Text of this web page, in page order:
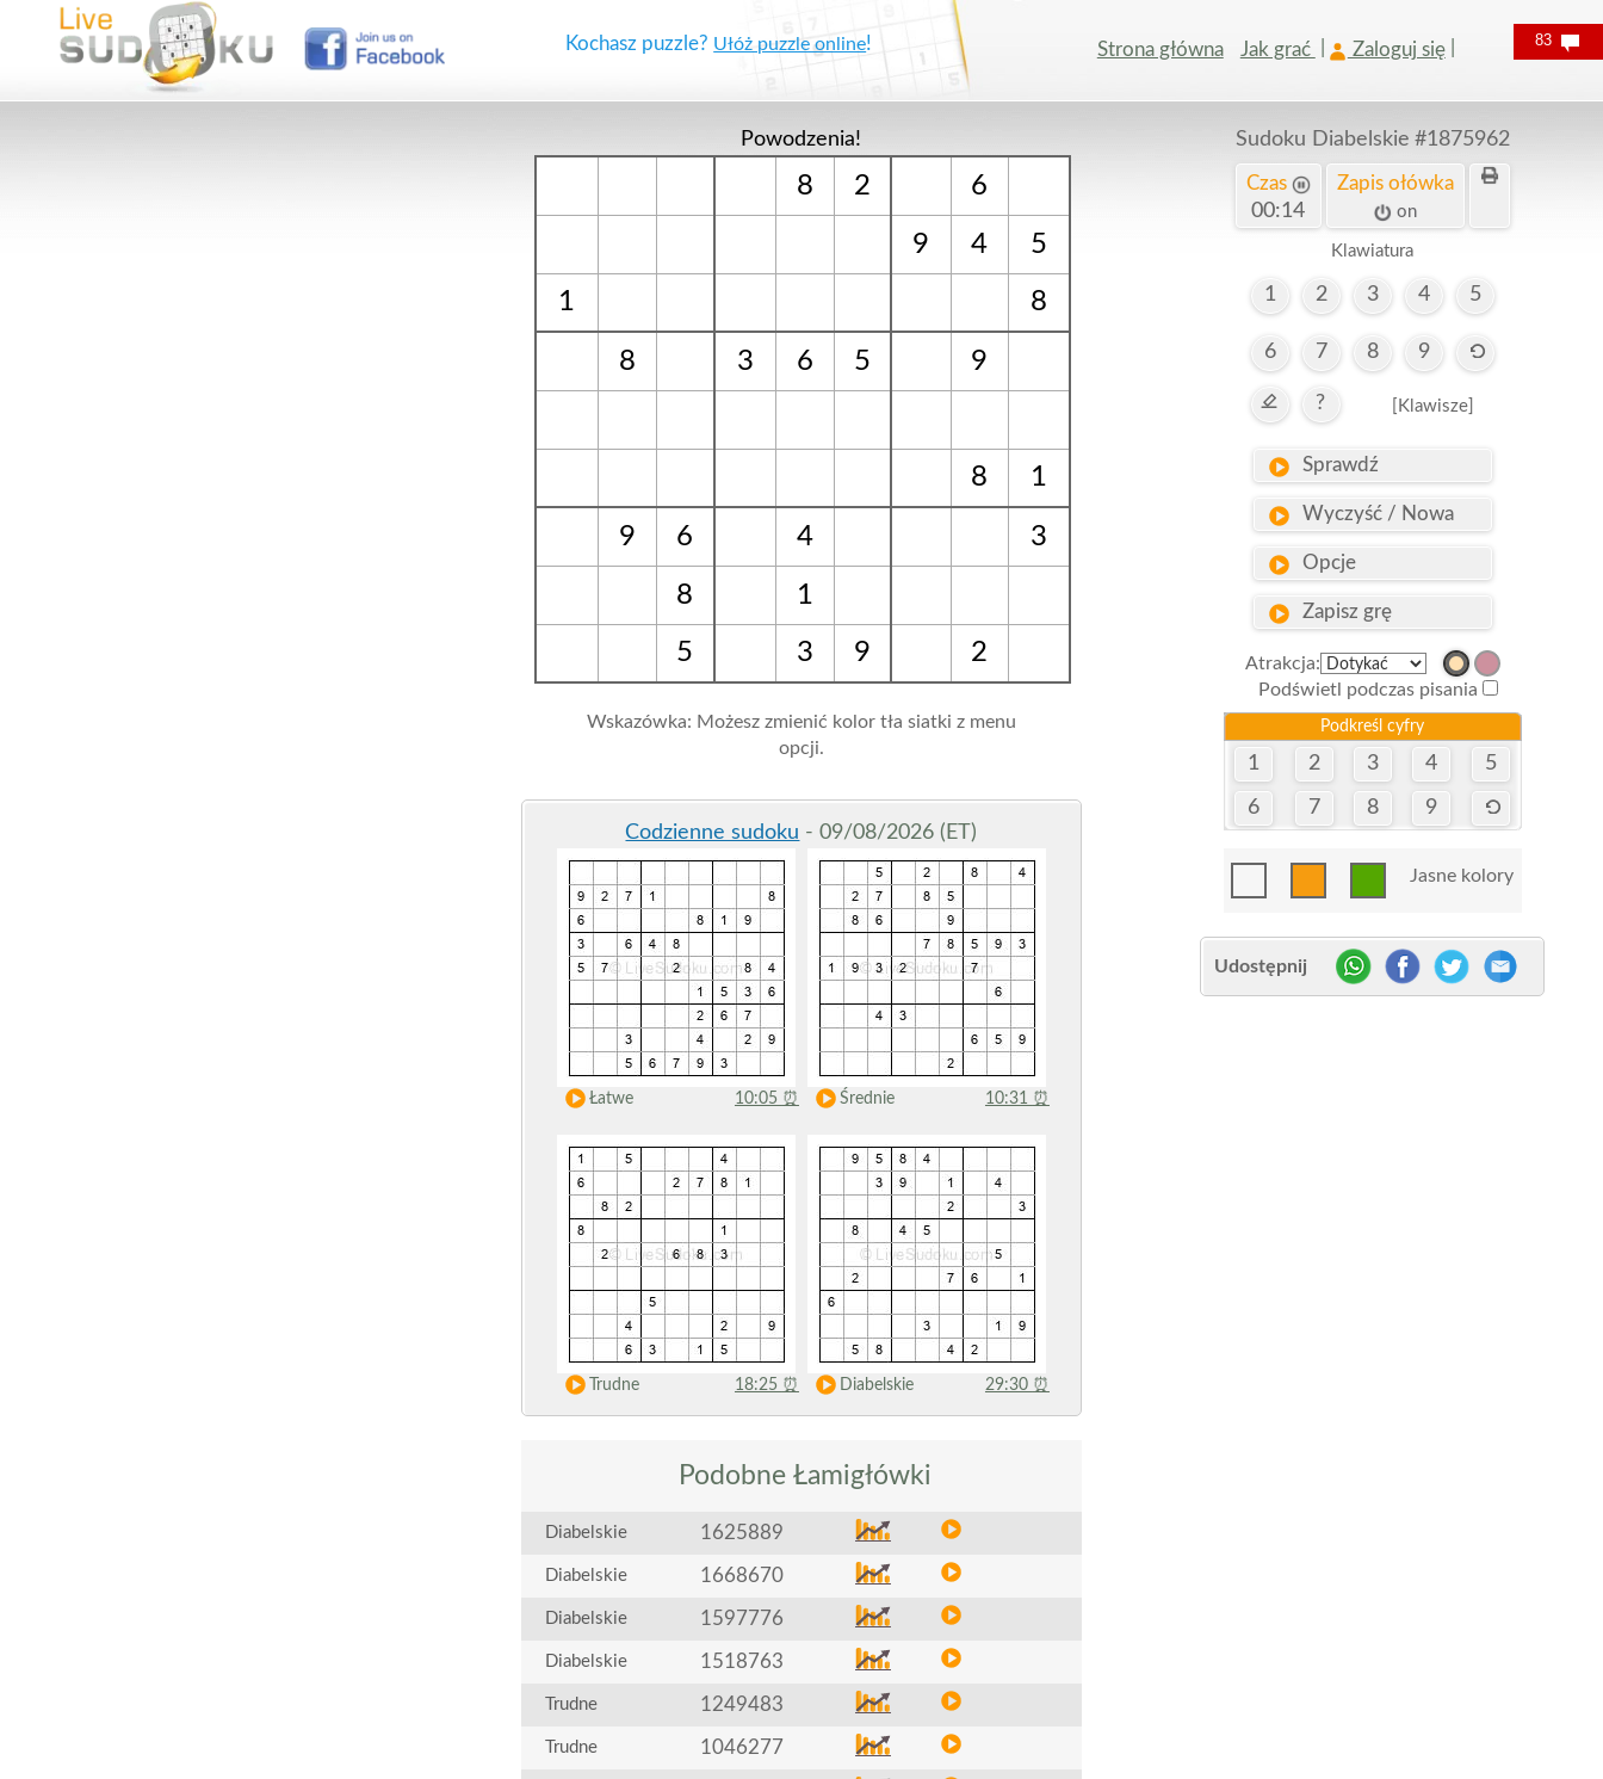
Kochasz puzzle? Ułóż puzzle online! Strona główna Jak grać Zaloguj się
Powodzenia!
8 2 6
9 4
5
1
8
8 3 6 5 9
8 1
9 6 4 3
8
1
5
3 9 2
Wskazówka: Możesz zmienić kolor tła siatki z menu
opcji.
Codzienne sudoku - 09/08/2026 (ET)
Łatwe 10:05 ⏰ Średnie 10:31 ⏰
Trudne 18:25 ⏰ Diabelskie 29:30 ⏰
Podobne Łamigłówki
Diabelskie 1625889
Diabelskie 1668670
Diabelskie 1597776
Diabelskie 1518763
Trudne 1249483
Trudne 1046277
Sudoku Diabelskie #1875962
Czas
00:15
Zapis ołówka
on
Klawiatura
1 2 3 4 5
6 7 8 9
? [Klawisze]
Sprawdź
Wyczyść / Nowa
Opcje
Zapisz grę
Atrakcja:
Podświetl podczas pisania
Podkreśl cyfry
1 2 3 4 5
6 7 8 9
Jasne kolory
Udostępnij
83